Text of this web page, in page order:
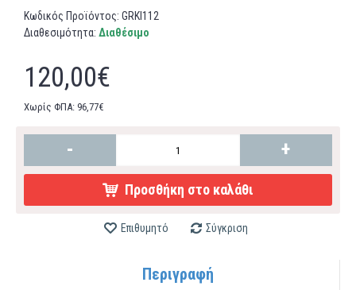
Κωδικός Προϊόντος: GRKI112
Διαθεσιμότητα: Διαθέσιμο
120,00€
Χωρίς ΦΠΑ: 96,77€
- +
Προσθήκη στο καλάθι
Επιθυμητό Σύγκριση
Περιγραφή